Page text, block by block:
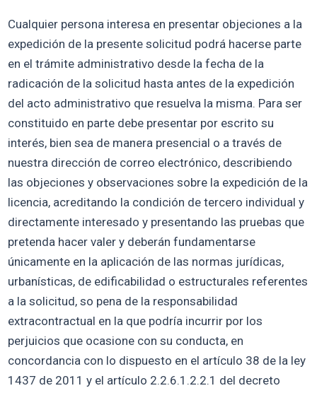
Cualquier persona interesa en presentar objeciones a la
expedición de la presente solicitud podrá hacerse parte
en el trámite administrativo desde la fecha de la
radicación de la solicitud hasta antes de la expedición
del acto administrativo que resuelva la misma. Para ser
constituido en parte debe presentar por escrito su
interés, bien sea de manera presencial o a través de
nuestra dirección de correo electrónico, describiendo
las objeciones y observaciones sobre la expedición de la
licencia, acreditando la condición de tercero individual y
directamente interesado y presentando las pruebas que
pretenda hacer valer y deberán fundamentarse
únicamente en la aplicación de las normas jurídicas,
urbanísticas, de edificabilidad o estructurales referentes
a la solicitud, so pena de la responsabilidad
extracontractual en la que podría incurrir por los
perjuicios que ocasione con su conducta, en
concordancia con lo dispuesto en el artículo 38 de la ley
1437 de 2011 y el artículo 2.2.6.1.2.2.1 del decreto